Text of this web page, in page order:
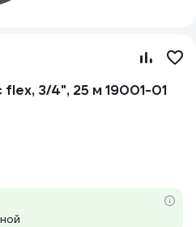
3/4", 25 м 19001-01